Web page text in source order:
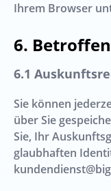
Ihrem Browser
Sie können
über Sie
Sie, Ihr
glaubhaften